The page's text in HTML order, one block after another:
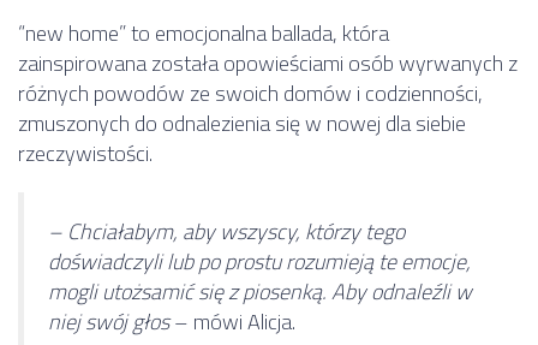
“new home” to emocjonalna ballada, która
zainspirowana została opowieściami osób wyrwanych z
różnych powodów ze swoich domów i codzienności,
zmuszonych do odnalezienia się w nowej dla siebie
rzeczywistości.
– Chciałabym, aby wszyscy, którzy tego
doświadczyli lub po prostu rozumieją te emocje,
mogli utożsamić się z piosenką. Aby odnaleźli w
niej swój głos– mówi Alicja.